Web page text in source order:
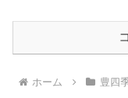
ホーム 豊四